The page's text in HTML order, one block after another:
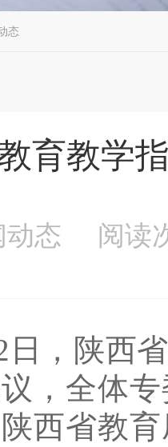
态
育教学
动态 阅
日，陕西
，全体
西省教